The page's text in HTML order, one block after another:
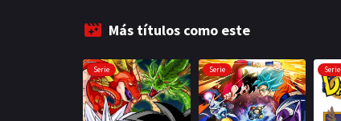
Más títulos como este
Serie Serie Serie